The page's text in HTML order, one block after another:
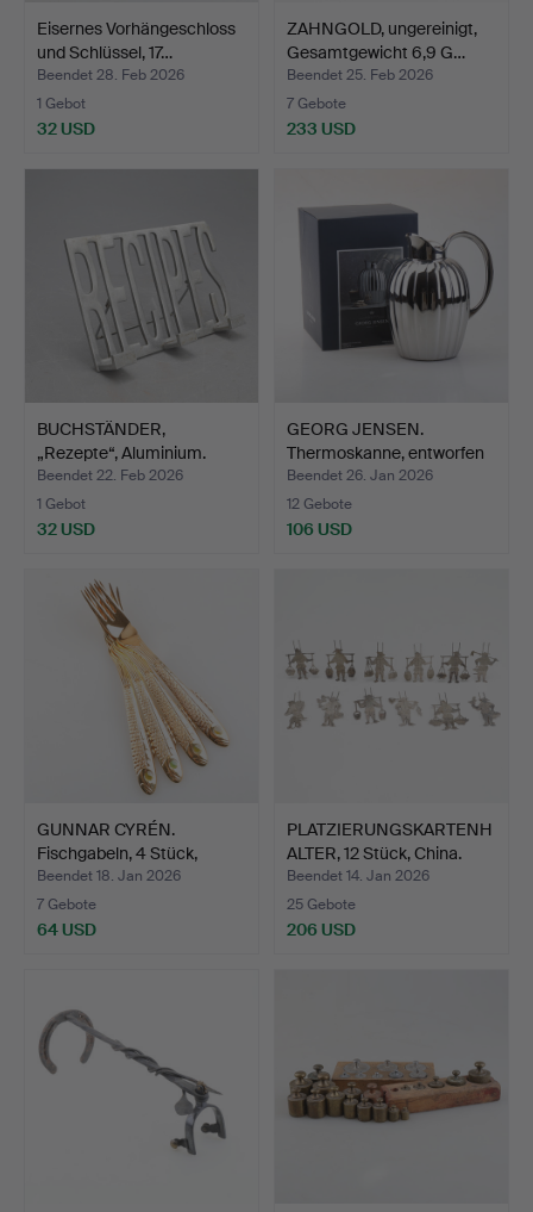
Eisernes Vorhängeschloss
und Schlüssel, 17…
Beendet 28. Feb 2026
1 Gebot
32 USD
ZAHNGOLD, ungereinigt,
Gesamtgewicht 6,9 G…
Beendet 25. Feb 2026
7 Gebote
233 USD
BUCHSTÄNDER,
„Rezepte“, Aluminium.
Beendet 22. Feb 2026
1 Gebot
32 USD
GEORG JENSEN.
Thermoskanne, entworfen
von …
Beendet 26. Jan 2026
12 Gebote
106 USD
GUNNAR CYRÉN.
Fischgabeln, 4 Stück,
Nobelg…
Beendet 18. Jan 2026
7 Gebote
64 USD
PLATZIERUNGSKARTENH
ALTER, 12 Stück, China.
Beendet 14. Jan 2026
25 Gebote
206 USD